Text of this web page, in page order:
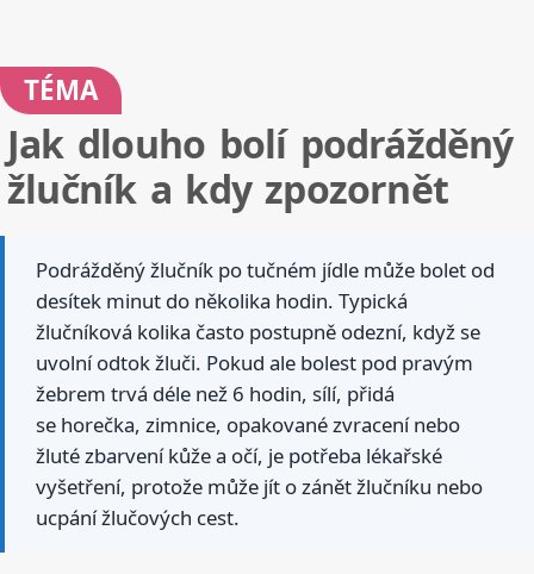
TÉMA
Jak dlouho bolí podrážděný
žlučník a kdy zpozornět
Podrážděný žlučník po tučném jídle může bolet od
desítek minut do několika hodin. Typická
žlučníková kolika často postupně odezní, když se
uvolní odtok žluči. Pokud ale bolest pod pravým
žebrem trvá déle než 6 hodin, sílí, přidá
se horečka, zimnice, opakované zvracení nebo
žluté zbarvení kůže a očí, je potřeba lékařské
vyšetření, protože může jít o zánět žlučníku nebo
ucpání žlučových cest.